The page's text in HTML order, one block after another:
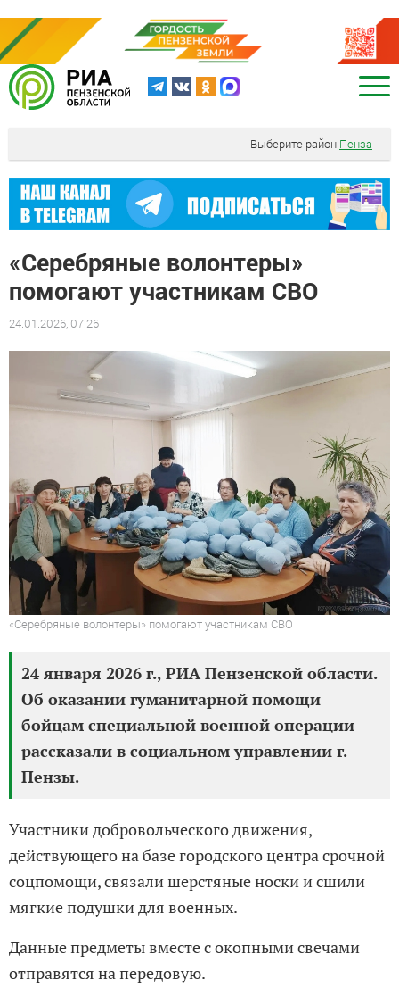
Выберите район Пенза
«Серебряные волонтеры»
помогают участникам СВО
24.01.2026, 07:26
«Серебряные волонтеры» помогают участникам СВО
24 января 2026 г., РИА Пензенской области.
Об оказании гуманитарной помощи
бойцам специальной военной операции
рассказали в социальном управлении г.
Пензы.
Участники добровольческого движения,
действующего на базе городского центра срочной
соцпомощи, связали шерстяные носки и сшили
мягкие подушки для военных.
Данные предметы вместе с окопными свечами
отправятся на передовую.